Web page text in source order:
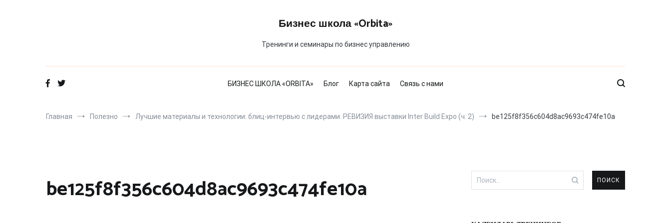
Бизнес школа «Orbita»
Тренинги и семинары по бизнес управлению
БИЗНЕС ШКОЛА «ORBITA» Блог Карта сайта Связь с нами
Главная Полезно Лучшие материалы и технологии: блиц-интервью с лидерами. РЕВИЗИЯ выставки Inter Build Expo (ч. 2) be125f8f356c604d8ac9693c474fe10a
be125f8f356c604d8ac9693c474fe10a Найти: